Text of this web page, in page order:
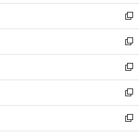
開
く
ウ
で
開
く
ン
ド
ウ
で
開
く
ウ
ィ
ン
ド
ウ
で
開
く
し
い
ウ
ィ
ン
ド
ウ
で
開
く
新
し
い
ウ
ィ
ン
ド
ウ
で
開
新
し
い
ウ
ィ
ン
ド
ウ
新
し
い
ウ
ィ
ン
新
し
い
ウ
新
し